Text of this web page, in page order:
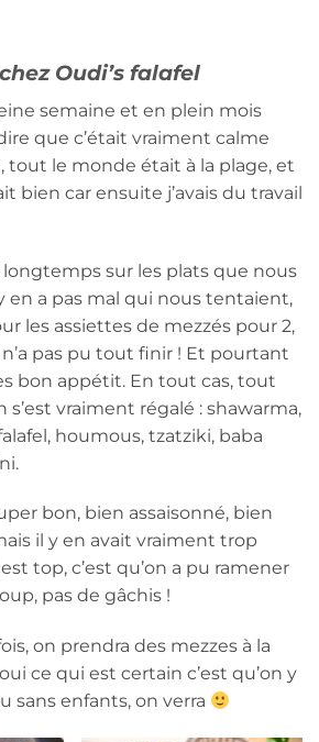
Oudi’s falafel
semaine et en plein mois
que c’était vraiment calme
tout le monde était à la plage, et
bien car ensuite j’avais du travail
sur les plats que nous
en a pas mal qui nous tentaient,
les assiettes de mezzés pour 2,
pas pu tout finir ! Et pourtant
bon appétit. En tout cas, tout
s’est vraiment régalé : shawarma,
houmous, tzatziki, baba
bon, bien assaisonné, bien
il y en avait vraiment trop
top, c’est qu’on a pu ramener
pas de gâchis !
on prendra des mezzes à la
ce qui est certain c’est qu’on y
sans enfants, on verra